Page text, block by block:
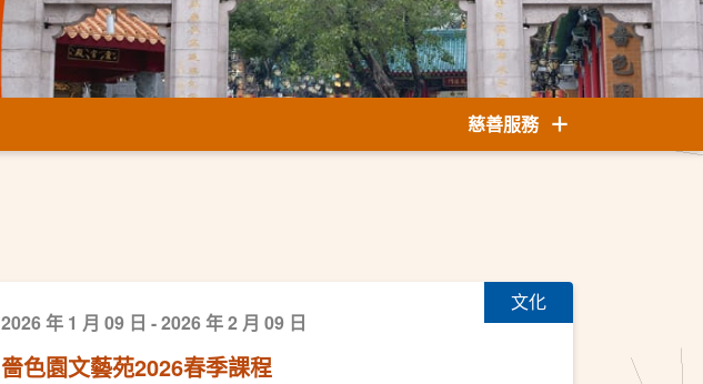
慈善服務
文化
2026 年 1 月 09 日 - 2026 年 2 月 09 日
嗇色園文藝苑2026春季課程